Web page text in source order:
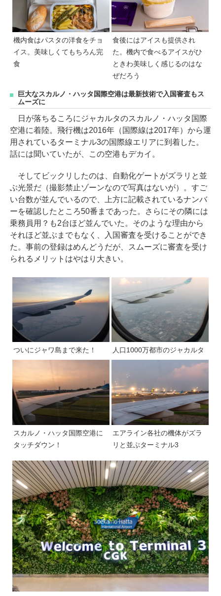
機内食はパスタの洋食をチョ
イス。美味しくてもちろん完
食
食後にはアイスも提供され
た。機内で食べるアイスがひ
ときわ美味しく感じるのはな
ぜだろう
巨大なスカルノ・ハッタ国際空港は最新技術で入国審査もス
ムーズに
日が落ちるころにジャカルタのスカルノ・ハッタ国際
空港に着陸。飛行機は2016年（国際線は2017年）から運
用されているターミナル3の国際線エリアに到着した。
話には聞いていたが、この空港もデカイ。
そしてビックリしたのは、自動化ゲートがズラリと並
ぶ光景だ（撮影禁止ゾーンなので写真はないが）。すご
い台数が並んでいるので、上方に記載されているナンバ
ーを確認したところ50番まであった。さらにその隣には
乗務員用？も2台ほど並んでいた。そのような理由から
それほど並ぶまでもなく、入国審査を受けることができ
た。事前の登録はめんどうだが、スムーズに審査を受け
られるメリットはやはり大きい。
ついにジャワ島まで来た！ 人口1000万都市のジャカルタ
スカルノ・ハッタ国際空港に
タッチダウン！
エアライン各社の機体がズラ
リと並ぶターミナル3